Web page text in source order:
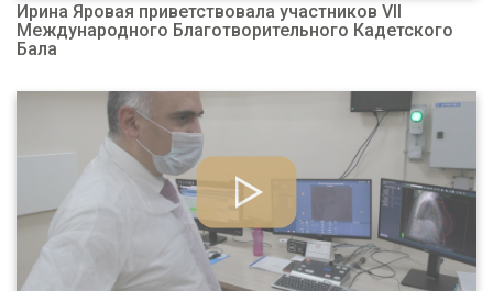
Ирина Яровая приветствовала участников VII
Международного Благотворительного Кадетского
Бала